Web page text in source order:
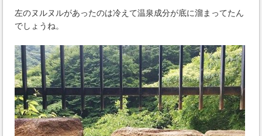
左のヌルヌルがあったのは冷えて温泉成分が底に溜まってたん
でしょうね。